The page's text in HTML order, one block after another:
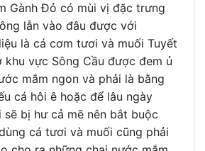
Gành Đỏ có mùi vị đặc trưng
lẫn vào đâu được với
là cá cơm tươi và muối Tuyết
khu vực Sông Cầu được đem ủ
mắm ngon và phải là bằng
cá hôi ê hoặc để lâu ngày
sẽ bị hư cả mẽ nên bắt buộc
cá tươi và muối cũng phải